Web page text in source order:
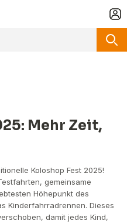
Mehr Zeit,
Koloshop Fest 2025!
gemeinsame
Höhepunkt des
Kinderfahrradrennen. Dieses
damit jedes Kind,